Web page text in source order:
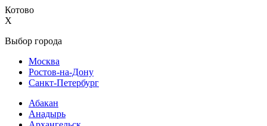
Котово
X
Выбор города
Москва
Ростов-на-Дону
Санкт-Петербург
Абакан
Анадырь